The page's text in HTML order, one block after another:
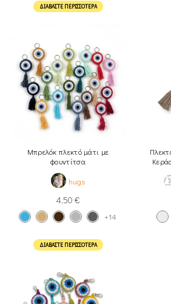
ΔΙΑΒΆΣΤΕ ΠΕΡΙΣΣΌΤΕΡΑ
Μπρελόκ πλεκτό μάτι με
φουντίτσα
hugs
4,50 €
+14
ΔΙΑΒΆΣΤΕ ΠΕΡΙΣΣΌΤΕΡΑ